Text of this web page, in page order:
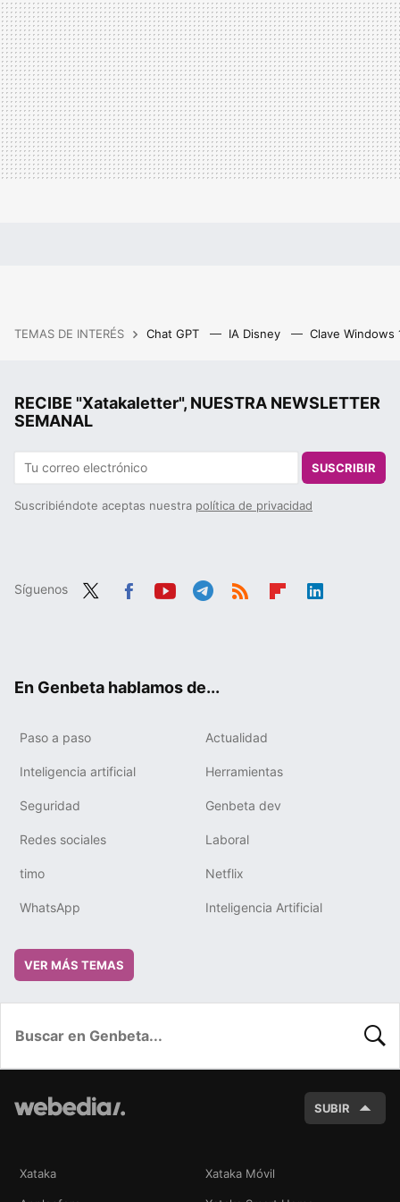
TEMAS DE INTERÉS Chat GPT IA Disney Clave Windows
RECIBE "Xatakaletter", NUESTRA NEWSLETTER
SEMANAL
SUSCRIBIR
Suscribiéndote aceptas nuestra política de privacidad
Síguenos
En Genbeta hablamos de...
Paso a paso Actualidad
Inteligencia artificial Herramientas
Seguridad Genbeta dev
Redes sociales Laboral
timo Netflix
WhatsApp Inteligencia Artificial
VER MÁS TEMAS
SUBIR
Xataka Xataka Móvil